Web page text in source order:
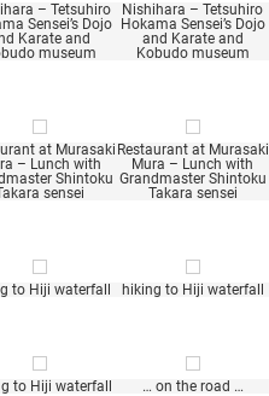
– Tetsuhiro
Sensei’s Dojo
Karate and
museum
Nishihara – Tetsuhiro
Hokama Sensei’s Dojo
and Karate and
Kobudo museum
at Murasaki
– Lunch with
Shintoku
sensei
Restaurant at Murasaki
Mura – Lunch with
Grandmaster Shintoku
Takara sensei
to Hiji waterfall hiking to Hiji waterfall
to Hiji waterfall … on the road …